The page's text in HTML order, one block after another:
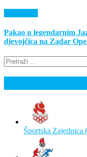
Pakao u legendarnim
djevojčica na Zadar
Pretraži:
Športska Zajednica